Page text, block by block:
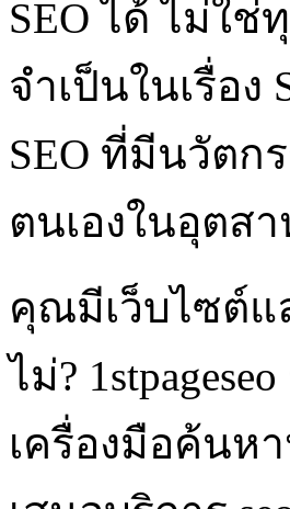
SEO ได้ ไม่ใ
จำเป็นในเรื่อ
SEO ที่มีนวัตก
ตนเองในอุตส
คุณมีเว็บไซต์แ
ไม่?
เครื่องมือค้นห